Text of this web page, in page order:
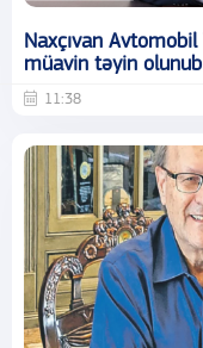
Naxçıvan
müavin təyin olunub
11:38